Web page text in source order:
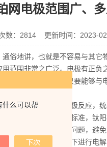
什么可以帮
网电极范围广、
数：2814 更新时间：2023-
俗地讲，也就是不容易与其
范围非常之广泛。电极有正负
是金属或非金属，只要能够与
体，本身不参与电极反应，统
，直流电耗可降低标准，钛
阳极和铅阳极溶解问题，避免
高的工作电流密度下进行电解